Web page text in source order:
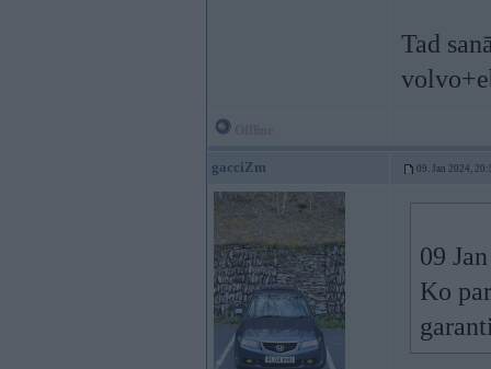
Tad
gacciZm 09. Jan 2024,
09
Ko